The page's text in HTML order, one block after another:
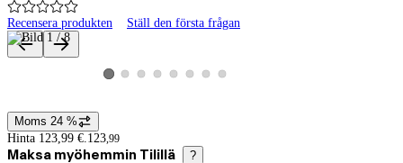
Recensera produkten Ställ den första frågan
Produktbilder och videor
Visa produktbild 1
Visa produktbild 2
Visa produktbild 3
Visa produktbild 4
Visa produktbild 5
Visa produktbild 6
Visa produktbild 7
Visa produktbild 8
Prisinformation
Moms 24 %
Hinta 123,99 €. 123,99
Maksa myöhemmin Tilillä ?